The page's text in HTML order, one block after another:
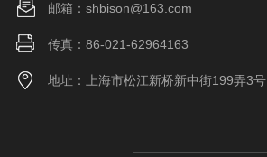
邮箱：shbison@163.com
传真：86-021-62964163
地址：上海市松江新桥新中街199弄3号